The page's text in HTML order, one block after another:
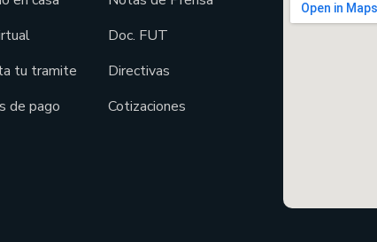
tu tramite
de pago
Doc. FUT
Directivas
Cotizaciones